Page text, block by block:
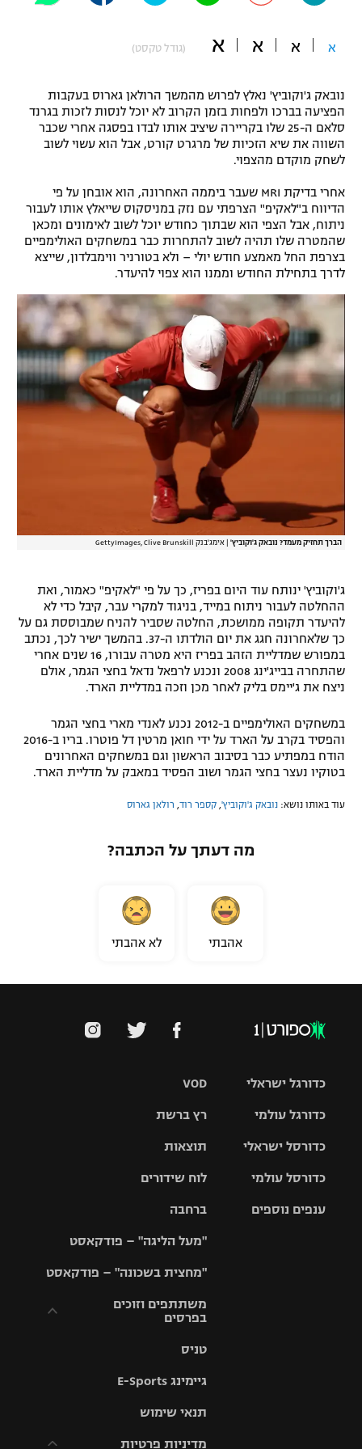
תקנון משתתפים וזוכים בפרסים
תקנון עבור פעילות אלקטרה
תקנון עבור פעילות ספורט 1 – "מרלן"
טניס
גיימינג E-Sports
תנאי שימוש
מדיניות פרטיות
תקנון פעילות ספורט 1
רשיון להקרנה פומבית לבית עסק
הצטרפות לחבילת הערוצים
לוח דרושים – ג'ובנט
המגזין
כדורמים
פוטבול אמריקאי NFL
בייסבול MLB
ספורט אתגרי ואקסטרים
אומנויות לחימה
גיימינג E-Sports
א א א א (גודל טקסט)
נובאק ג'וקוביץ' נאלץ לפרוש מהמשך הרולאן גארוס בעקבות
הפציעה בברכו ולפחות בזמן הקרוב לא יוכל לנסות לזכות בגרנד
סלאם ה-25 שלו בקריירה שיציב אותו לבדו בפסגה אחרי שכבר
השווה את שיא הזכיות של מרגרט קורט, אבל הוא עשוי לשוב
לשחק מוקדם מהצפוי.
אחרי בדיקת MRI שעבר ביממה האחרונה, הוא אובחן על פי
הדיווח ב"לאקיפ" הצרפתי עם נזק במניסקוס שייאלץ אותו לעבור
ניתוח, אבל הצפי הוא שבתוך כחודש יוכל לשוב לאימונים ומכאן
שהמטרה שלו תהיה לשוב להתחרות כבר במשחקים האולימפיים
בצרפת החל מאמצע חודש יולי – ולא בטורניר ווימבלדון, שייצא
לדרך בתחילת החודש וממנו הוא צפוי להיעדר.
הברך תחזיק מעמד? נובאק ג'וקוביץ' אימג'בנק GettyImages, Clive Brunskill
ג'וקוביץ' ינותח עוד היום בפריז, כך על פי "לאקיפ" כאמור, ואת
ההחלטה לעבור ניתוח במייד, בניגוד למקרי עבר, קיבל כדי לא
להיעדר תקופה ממושכת, החלטה שסביר להניח שמבוססת גם על
כך שלאחרונה חגג את יום הולדתו ה-37. בהמשך ישיר לכך, נכתב
במפורש שמדליית הזהב בפריז היא מטרה עבורו, 16 שנים אחרי
שהתחרה בבייג'ינג 2008 ונכנע לרפאל נדאל בחצי הגמר, אולם
ניצח את ג'יימס בליק לאחר מכן וזכה במדליית הארד.
במשחקים האולימפיים ב-2012 נכנע לאנדי מארי בחצי הגמר
והפסיד בקרב על הארד על ידי חואן מרטין דל פוטרו. בריו ב-2016
הודח במפתיע כבר בסיבוב הראשון וגם במשחקים האחרונים
בטוקיו נעצר בחצי הגמר ושוב הפסיד במאבק על מדליית הארד.
עוד באותו נושא: נובאק ג'וקוביץ' קספר רוד רולאן גארוס
מה דעתך על הכתבה?
אהבתי לא אהבתי
VOD
רץ ברשת
תוצאות
לוח שידורים
ברחבה
"מעל הליגה" – פודקאסט
"מחצית בשכונה" – פודקאסט
משתתפים וזוכים
בפרסים
וזוכים בפרסים
תקנון עבור פעילות
טניס
גיימינג E-Sports
תנאי שימוש
מדיניות פרטיות
כדורגל ישראלי
גביע הטוטו
כדורגל עולמי
האלופות
ליגה
כדורסל ישראלי
סל
כדורסל עולמי
ענפים נוספים